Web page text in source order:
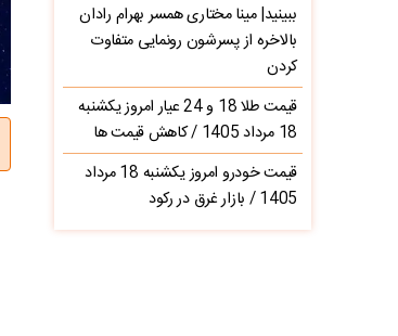
ببینید| مینا مختاری همسر بهرام رادان
بالاخره از پسرشون رونمایی متفاوت
کردن
قیمت طلا 18 و 24 عیار امروز یکشنبه
18 مرداد 1405 / کاهش قیمت ها
قیمت خودرو امروز یکشنبه 18 مرداد
1405 / بازار غرق در رکود